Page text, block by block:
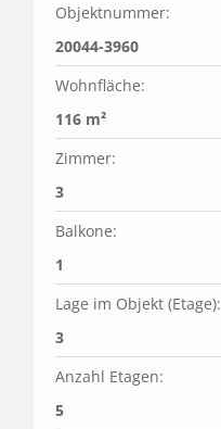
Objektnummer:
20044-3960
Wohnfläche:
116 m²
Zimmer:
3
Balkone:
1
Lage im Objekt (Etage):
3
Anzahl Etagen:
5